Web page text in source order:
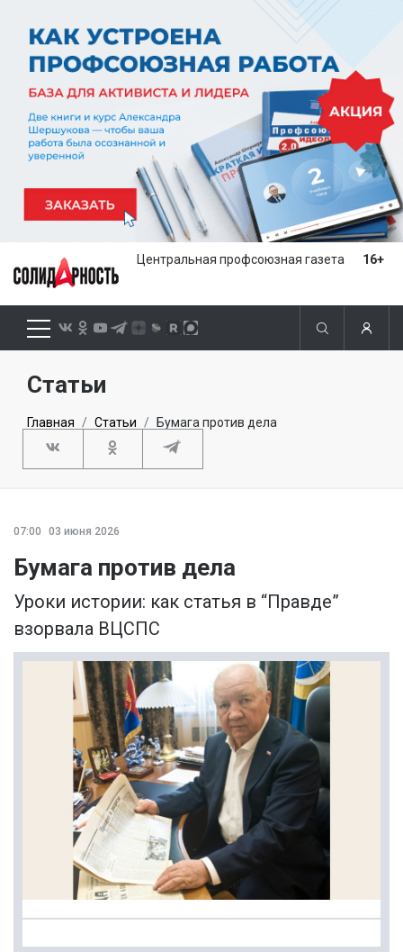
Центральная профсоюзная газета 16+
Статьи
Главная Статьи Бумага против дела
07:00 03 июня 2026
Бумага против дела
Уроки истории: как статья в “Правде”
взорвала ВЦСПС